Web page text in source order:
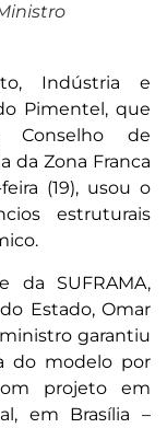
Indústria e
Pimentel, que
de
da Zona Franca
(19), usou o
estruturais
da SUFRAMA,
Estado, Omar
garantiu
do modelo por
projeto em
em Brasília –